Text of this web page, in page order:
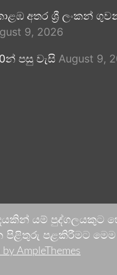
අතර ශ්‍රී ලංකන්
9, 2026
පසු වැසි August 9,
යම්
පළකිරීමට මෙම
AmpleThemes